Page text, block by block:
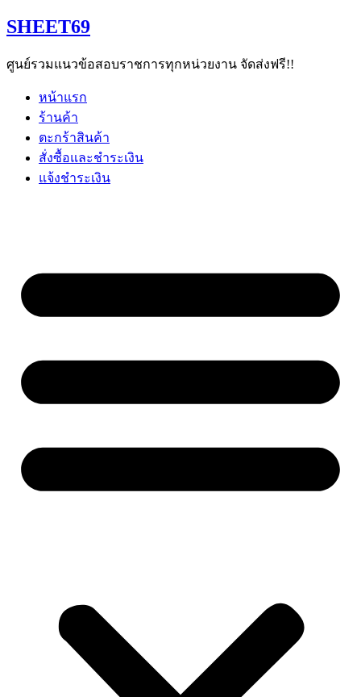
Skip
to
SHEET69
ศูนย์รวมแนวข้อสอบราชการทุกหน่วยงาน จัดส่งฟรี!!
หน้าแรก
ร้านค้า
ตะกร้าสินค้า
สั่งซื้อและชำระเงิน
แจ้งชำระเงิน